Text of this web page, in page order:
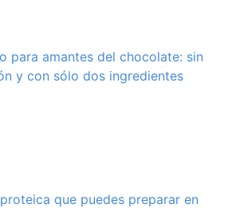
para amantes del chocolate: sin
y con sólo dos ingredientes
que puedes preparar en